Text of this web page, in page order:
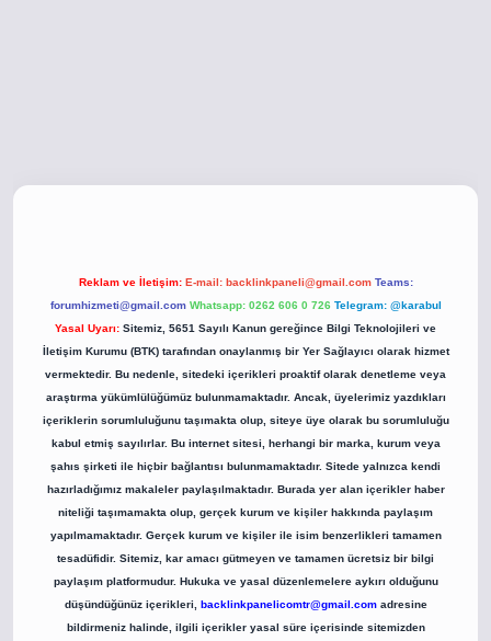
Reklam ve İletişim: E-mail: backlinkpaneli@gmail.com Teams:
forumhizmeti@gmail.com Whatsapp: 0262 606 0 726 Telegram: @karabul
Yasal Uyarı: Sitemiz, 5651 Sayılı Kanun gereğince Bilgi Teknolojileri ve
İletişim Kurumu (BTK) tarafından onaylanmış bir Yer Sağlayıcı olarak hizmet
vermektedir. Bu nedenle, sitedeki içerikleri proaktif olarak denetleme veya
araştırma yükümlülüğümüz bulunmamaktadır. Ancak, üyelerimiz yazdıkları
içeriklerin sorumluluğunu taşımakta olup, siteye üye olarak bu sorumluluğu
kabul etmiş sayılırlar. Bu internet sitesi, herhangi bir marka, kurum veya
şahıs şirketi ile hiçbir bağlantısı bulunmamaktadır. Sitede yalnızca kendi
hazırladığımız makaleler paylaşılmaktadır. Burada yer alan içerikler haber
niteliği taşımamakta olup, gerçek kurum ve kişiler hakkında paylaşım
yapılmamaktadır. Gerçek kurum ve kişiler ile isim benzerlikleri tamamen
tesadüfidir. Sitemiz, kar amacı gütmeyen ve tamamen ücretsiz bir bilgi
paylaşım platformudur. Hukuka ve yasal düzenlemelere aykırı olduğunu
düşündüğünüz içerikleri, backlinkpanelicomtr@gmail.comadresine
bildirmeniz halinde, ilgili içerikler yasal süre içerisinde sitemizden